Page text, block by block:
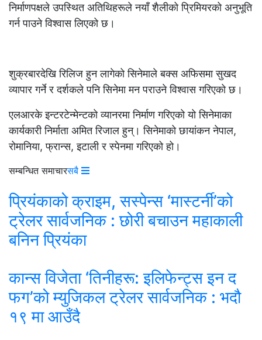
निर्माणपक्षले उपस्थित अतिथिहरूले नयाँ शैलीको प्रिमियरको अनुभूति
गर्न पाउने विश्वास लिएको छ।
शुक्रबारदेखि रिलिज हुन लागेको सिनेमाले बक्स अफिसमा सुखद
व्यापार गर्ने र दर्शकले पनि सिनेमा मन पराउने विश्वास गरिएको छ।
एलआरके इन्टरटेन्मेन्टको व्यानरमा निर्माण गरिएको यो सिनेमाका
कार्यकारी निर्माता अमित रिजाल हुन्। सिनेमाको छायांकन नेपाल,
रोमानिया, फ्रान्स, इटाली र स्पेनमा गरिएको हो।
सम्बन्धित समाचारसबै
प्रियंकाको क्राइम, सस्पेन्स ‘मास्टर्नी’को
ट्रेलर सार्वजनिक : छोरी बचाउन महाकाली
बनिन प्रियंका
कान्स विजेता ‘तिनीहरू: इलिफेन्ट्स इन द
फग’को म्युजिकल ट्रेलर सार्वजनिक : भदौ
१९ मा आउँदै